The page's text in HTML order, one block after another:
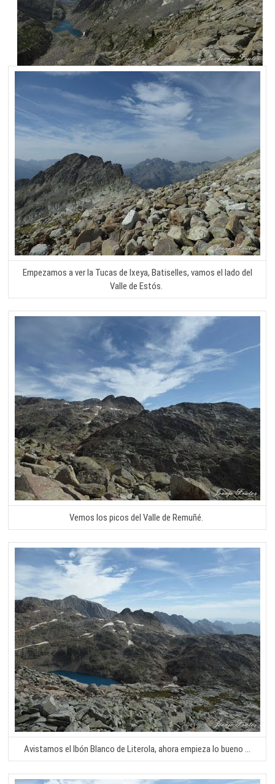
Empezamos a ver la Tucas de Ixeya, Batiselles, vamos el lado del
Valle de Estós.
Vemos los picos del Valle de Remuñé.
Avistamos el Ibón Blanco de Literola, ahora empieza lo bueno …